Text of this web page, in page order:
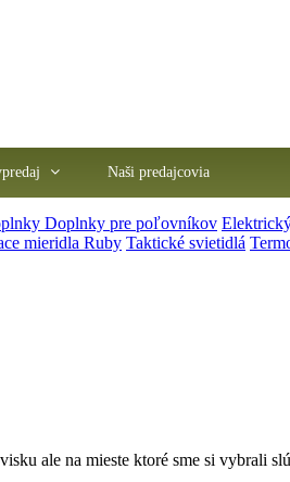
Naši predajcovia
Doplnky pre poľovníkov
mieridla Ruby Taktické svietidlá
ale na mieste ktoré sme si vybrali